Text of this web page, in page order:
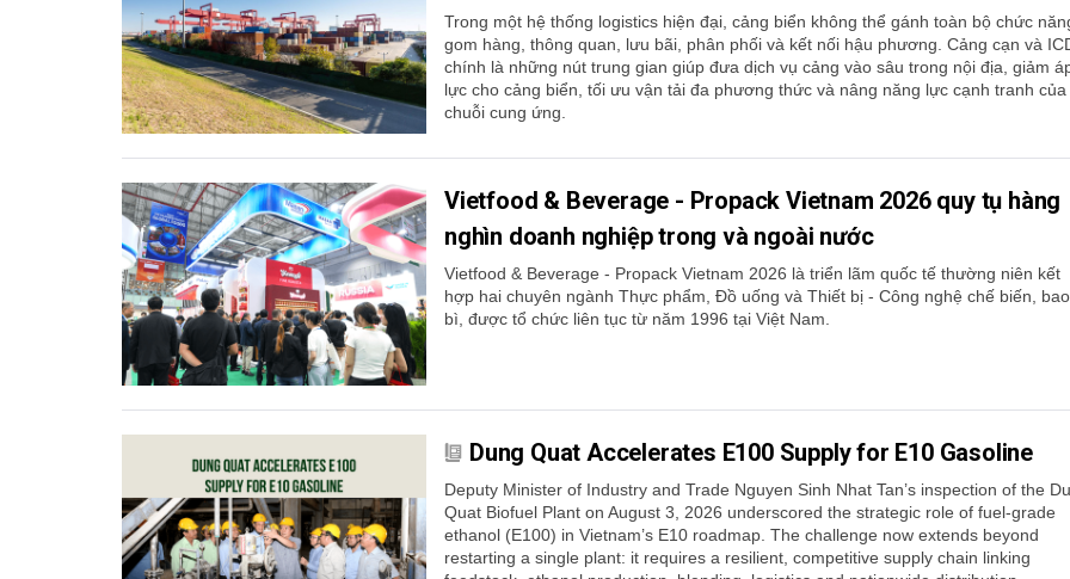
Trong một hệ thống logistics hiện đại, cảng biển không thể gánh toàn bộ chức
gom hàng, thông quan, lưu bãi, phân phối và kết nối hậu phương. Cảng cạn và
chính là những nút trung gian giúp đưa dịch vụ cảng vào sâu trong nội địa, giảm
lực cho cảng biển, tối ưu vận tải đa phương thức và nâng năng lực cạnh tranh của
chuỗi cung ứng.
Vietfood & Beverage - Propack Vietnam 2026 quy tụ hàng
nghìn doanh nghiệp trong và ngoài nước
Vietfood & Beverage - Propack Vietnam 2026 là triển lãm quốc tế thường niên kết
hợp hai chuyên ngành Thực phẩm, Đồ uống và Thiết bị - Công nghệ chế biến, bao
bì, được tổ chức liên tục từ năm 1996 tại Việt Nam.
Dung Quat Accelerates E100 Supply for E10 Gasoline
Deputy Minister of Industry and Trade Nguyen Sinh Nhat Tan’s inspection of the
Quat Biofuel Plant on August 3, 2026 underscored the strategic role of fuel-grade
ethanol (E100) in Vietnam’s E10 roadmap. The challenge now extends beyond
restarting a single plant: it requires a resilient, competitive supply chain linking